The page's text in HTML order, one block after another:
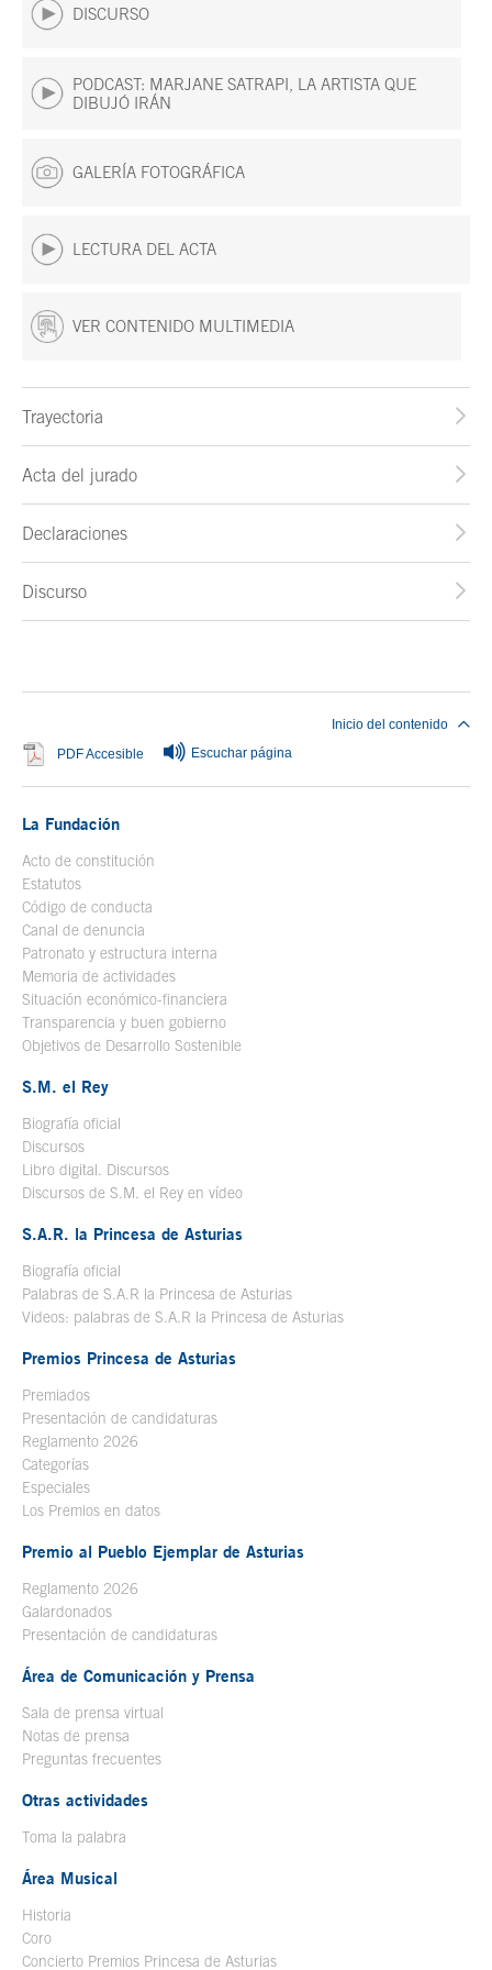
DISCURSO
PODCAST: MARJANE SATRAPI, LA ARTISTA QUE
DIBUJÓ IRÁN
GALERÍA FOTOGRÁFICA
LECTURA DEL ACTA
VER CONTENIDO MULTIMEDIA
Trayectoria
Acta del jurado
Declaraciones
Discurso
PDF Accesible Se abre en ventana nueva
Escuchar página
Inicio del contenido
La Fundación
Acto de constitución
Estatutos
Código de conducta
Canal de denuncia
Patronato y estructura interna
Memoria de actividades
Situación económico-financiera
Transparencia y buen gobierno
Objetivos de Desarrollo Sostenible
S.M. el Rey
Biografía oficial
Discursos
Libro digital. Discursos
Discursos de S.M. el Rey en vídeo
S.A.R. la Princesa de Asturias
Biografía oficial
Palabras de S.A.R la Princesa de Asturias
Videos: palabras de S.A.R la Princesa de Asturias
Premios Princesa de Asturias
Premiados
Presentación de candidaturas
Reglamento 2026
Categorías
Especiales
Los Premios en datos
Premio al Pueblo Ejemplar de Asturias
Reglamento 2026
Galardonados
Presentación de candidaturas
Área de Comunicación y Prensa
Sala de prensa virtual
Notas de prensa
Preguntas frecuentes
Otras actividades
Toma la palabra
Área Musical
Historia
Coro
Concierto Premios Princesa de Asturias